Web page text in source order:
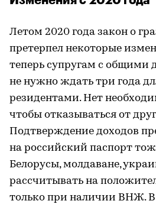
Летом 2020 года закон о
претерпел некоторые
теперь супругам с общими
не нужно ждать три года
резидентами. Нет
чтобы отказываться от
Подтверждение доходов
на российский паспорт
Белорусы, молдаване,
рассчитывать на
только при наличии ВНЖ.